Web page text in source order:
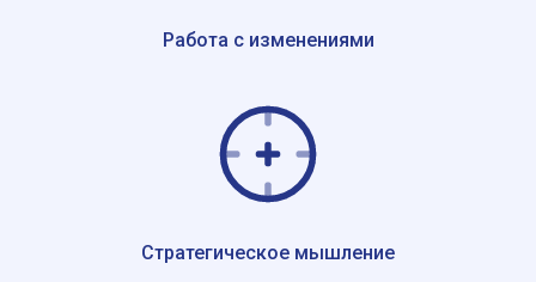
Работа с изменениями
Стратегическое мышление